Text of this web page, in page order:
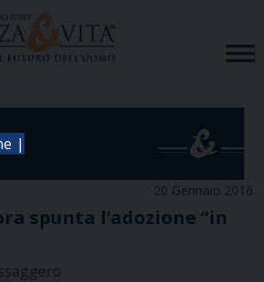
|
20 Gennaio 2016
spunta l’adozione “in